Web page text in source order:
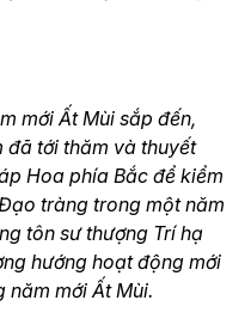
mới Ất Mùi sắp đến,
đã tới thăm và thuyết
Hoa phía Bắc để kiểm
tràng trong một năm
tôn sư thượng Trí hạ
hướng hoạt động mới
mới Ất Mùi.